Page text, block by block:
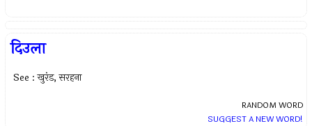
दिउला
See : खुरंड, सरहना
RANDOM WORD
SUGGEST A NEW WORD!